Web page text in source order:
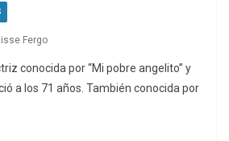
Fergo
conocida por “Mi pobre angelito” y
a los 71 años. También conocida por